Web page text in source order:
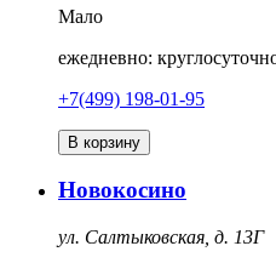
Мало
ежедневно:
+7(499) 198-01-95
В корзину
Новокосино
ул. Салтыковская, д. 13Г